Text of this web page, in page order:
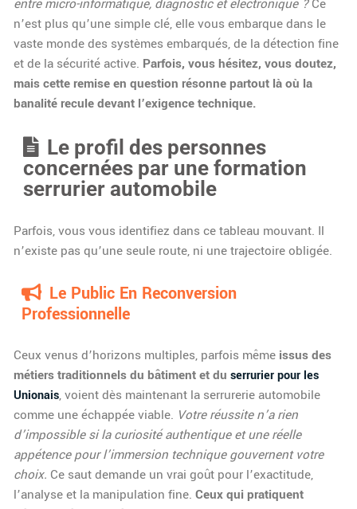
entre micro-informatique, diagnostic et électronique ?Ce
n’est plus qu’une simple clé, elle vous embarque dans le
vaste monde des systèmes embarqués, de la détection fine
et de la sécurité active. Parfois, vous hésitez, vous doutez,
mais cette remise en question résonne partout là où la
banalité recule devant l’exigence technique.
Le profil des personnes
concernées par une formation
serrurier automobile
Parfois, vous vous identifiez dans ce tableau mouvant. Il
n’existe pas qu’une seule route, ni une trajectoire obligée.
Le Public En Reconversion
Professionnelle
Ceux venus d’horizons multiples, parfois même issus des
métiers traditionnels du bâtiment et du serrurier pour les
Unionais, voient dès maintenant la serrurerie automobile
comme une échappée viable. Votre réussite n’a rien
d’impossible si la curiosité authentique et une réelle
appétence pour l’immersion technique gouvernent votre
choix. Ce saut demande un vrai goût pour l’exactitude,
l’analyse et la manipulation fine. Ceux qui pratiquent